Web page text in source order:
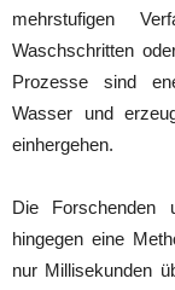
mehrstufigen
Waschschritten
Prozesse sind
Wasser und
einhergehen.
Die Forschenden
hingegen eine
nur Millisekunden